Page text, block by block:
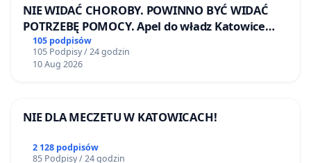
NIE WIDAĆ CHOROBY. POWINNO BYĆ WIDAĆ
POTRZEBĘ POMOCY. Apel do władz Katowice
Airport o przystąpienie do programu HIDDEN
DISABILITIES SUNFLOWER – SŁONECZNIK –
UKRYTE NIEPEŁNOSPRAWNOŚCI
105 podpisów
105 Podpisy / 24 godzin
10 Aug 2026
NIE DLA MECZETU W KATOWICACH!
2 128 podpisów
85 Podpisy / 24 godzin